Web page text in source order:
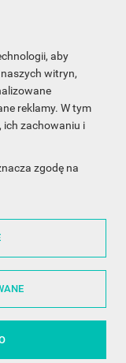
aby
witryn,
reklamy. W tym
ich zachowaniu i
zgodę na